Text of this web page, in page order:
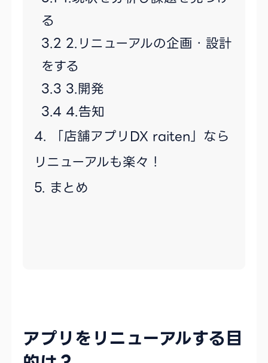
る
2.リニューアルの企画・設計
をする
3.開発
4.告知
「店舗アプリDX raiten」なら
リニューアルも楽々！
まとめ
アプリをリニューアルする目